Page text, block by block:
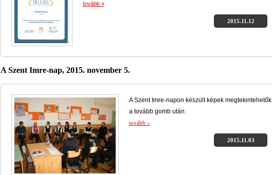
tovább »
2015.11.12
A Szent Imre-nap, 2015. november 5.
A Szent Imre-napon készült képek megtekintehetők
a tovább gomb után.
tovább »
2015.11.03